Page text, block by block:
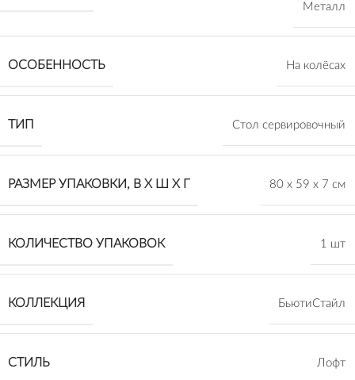
Металл
ОСОБЕННОСТЬ На колёсах
ТИП Стол сервировочный
РАЗМЕР УПАКОВКИ, В Х Ш Х Г 80 х 59 х 7 см
КОЛИЧЕСТВО УПАКОВОК 1 шт
КОЛЛЕКЦИЯ БьютиСтайл
СТИЛЬ Лофт